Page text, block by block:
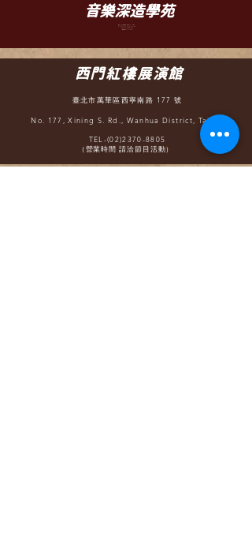
​音樂深造學苑
西門紅樓展演館
臺北市萬華區西寧南路 177 號
No. 177, Xining S. Rd., Wanhua District, Taipei
TEL-(02)2370-8805
（營業時間 請洽節目活動）